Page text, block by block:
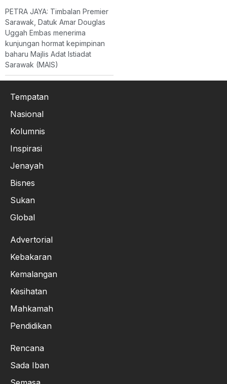
PETRA JAYA: Timbalan Premier
Sarawak, Datuk Amar Douglas
Uggah Embas menerima
kunjungan hormat kepimpinan
baharu Majlis Adat Istiadat
Sarawak (MAIS)
Tempatan
Nasional
Kolumnis
Inspirasi
Jenayah
Bisnes
Sukan
Global
Advertorial
Kebakaran
Kemalangan
Kesihatan
Mahkamah
Pendidikan
Rencana
Sada Iban